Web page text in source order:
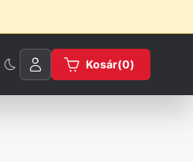
Kosár(0)